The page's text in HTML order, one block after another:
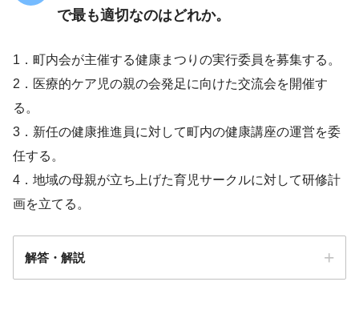
で早く帰りたい
で最も適切なのはどれか。
1．町内会が主催する健康まつりの実行委員を募集する。
2．医療的ケア児の親の会発足に向けた交流会を開催す
る。
3．新任の健康推進員に対して町内の健康講座の運営を委
任する。
4．地域の母親が立ち上げた育児サークルに対して研修計
画を立てる。
解答・解説